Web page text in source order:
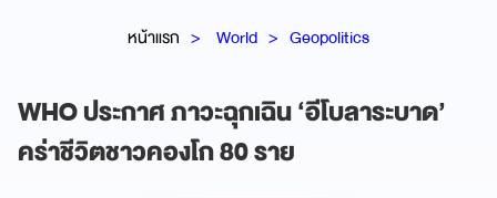
หน้าแรก World Geopolitics
WHO ประกาศ ภาวะฉุกเฉิน ‘อีโบลาระบาด’
คร่าชีวิตชาวคองโก 80 ราย